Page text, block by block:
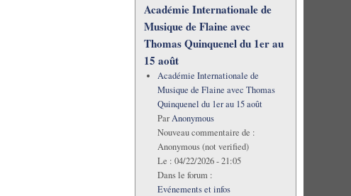
Académie Internationale de
Musique de Flaine avec
Thomas Quinquenel du 1er au
15 août
Académie Internationale de
Musique de Flaine avec Thomas
Quinquenel du 1er au 15 août
ParAnonymous
Nouveau commentaire de :
Anonymous (not verified)
Le : 04/22/2026 - 21:05
Dans le forum :
Evénements et infos